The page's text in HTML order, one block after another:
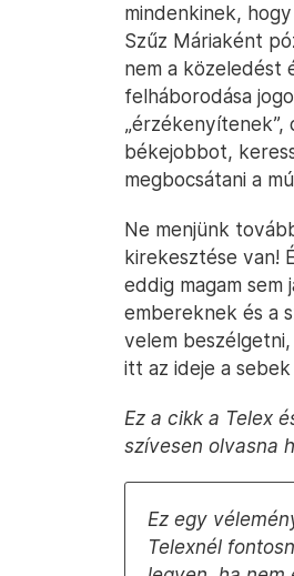
mindenkinek,
Szűz Máriaként
nem a közeledést
felháborodása
békejobbot,
megbocsátani a
Ne menjünk
kirekesztése van!
eddig magam
embereknek és a
velem
itt az ideje a
Ez a cikk a Telex
szívesen olvasna
Ez egy
Telexnél